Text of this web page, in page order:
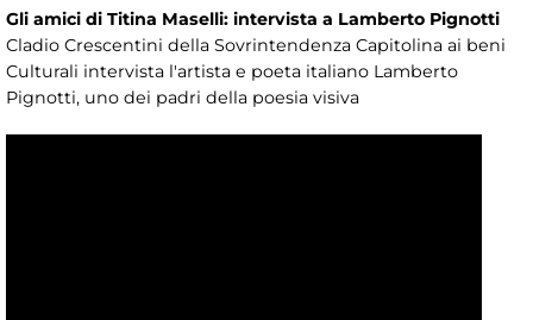
Gli amici di Titina Maselli: intervista a Lamberto Pignotti
Cladio Crescentini della Sovrintendenza Capitolina ai beni
Culturali intervista l'artista e poeta italiano Lamberto
Pignotti, uno dei padri della poesia visiva